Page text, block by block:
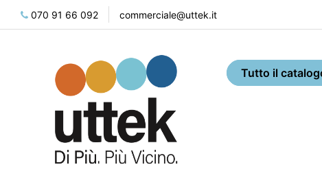
070 91 66 092 commerciale@uttek.it